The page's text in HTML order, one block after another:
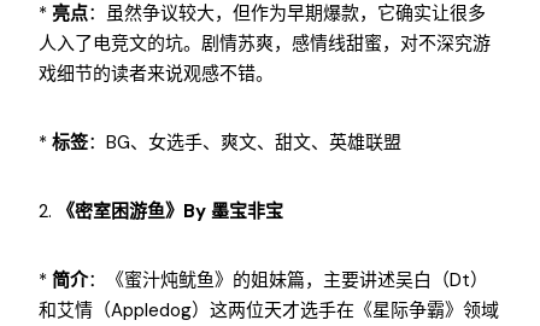
* 亮点：虽然争议较大，但作为早期爆款，它确实让很多
人入了电竞文的坑。剧情苏爽，感情线甜蜜，对不深究游
戏细节的读者来说观感不错。
* 标签：BG、女选手、爽文、甜文、英雄联盟
2. 《密室困游鱼》by 墨宝非宝
* 简介：《蜜汁炖鱿鱼》的姐妹篇，主要讲述吴白（Dt）
和艾情（Appledog）这两位天才选手在《星际争霸》领域